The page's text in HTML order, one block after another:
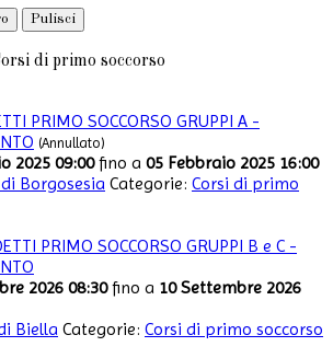
Pulisci
di primo soccorso
PRIMO SOCCORSO GRUPPI A -
(Annullato)
2025 09:00 fino a 05 Febbraio 2025 16:00
Borgosesia Categorie: Corsi di primo
PRIMO SOCCORSO GRUPPI B e C -
2026 08:30 fino a 10 Settembre 2026
Biella Categorie: Corsi di primo soccorso